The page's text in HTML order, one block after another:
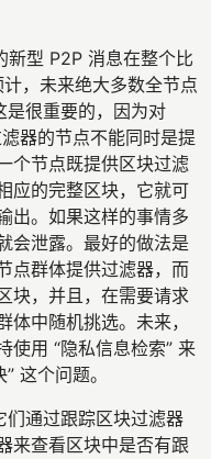
新型 P2P 消息在整个比
，未来绝大多数全节点
很重要的，因为对
器的节点不能同时是提
个节点既提供区块过滤
应的完整区块，它就可
出。如果这样的事情多
会泄露。最好的做法是
点群体提供过滤器，而
块，并且，在需要请求
中随机挑选。未来，
使用 “隐私信息检索” 来
这个问题。
通过跟踪区块过滤器
来查看区块中是否有跟